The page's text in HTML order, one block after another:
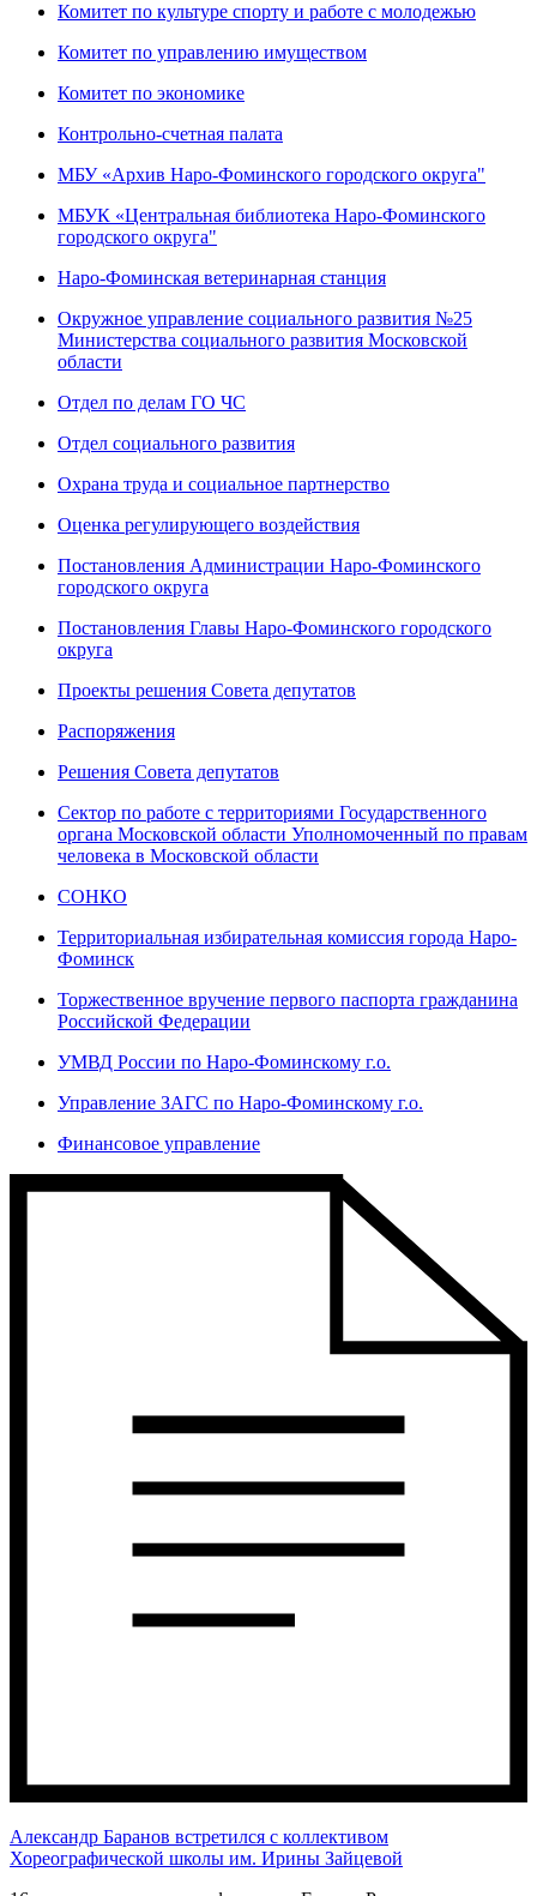
Комитет по культуре спорту и работе с молодежью
Комитет по управлению имуществом
Комитет по экономике
Контрольно-счетная палата
МБУ «Архив Наро-Фоминского городского округа"
МБУК «Центральная библиотека Наро-Фоминского
городского округа"
Наро-Фоминская ветеринарная станция
Окружное управление социального развития №25
Министерства социального развития Московской
области
Отдел по делам ГО ЧС
Отдел социального развития
Охрана труда и социальное партнерство
Оценка регулирующего воздействия
Постановления Администрации Наро-Фоминского
городского округа
Постановления Главы Наро-Фоминского городского
округа
Проекты решения Совета депутатов
Распоряжения
Решения Совета депутатов
Сектор по работе с территориями Государственного
органа Московской области Уполномоченный по правам
человека в Московской области
СОНКО
Территориальная избирательная комиссия города Наро-
Фоминск
Торжественное вручение первого паспорта гражданина
Российской Федерации
УМВД России по Наро-Фоминскому г.о.
Управление ЗАГС по Наро-Фоминскому г.о.
Финансовое управление
Александр Баранов встретился с коллективом
Хореографической школы им. Ирины Зайцевой